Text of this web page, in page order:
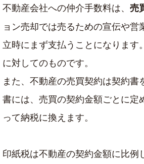
不動産会社への仲介手数料は、 売
ョン売却では売るための宣伝や
立時にまず支払うことになりま
に対してのものです。
また、不動産の売買契約は契約
書には、売買の契約金額ごとに定
って納税に換えます。
印紙税は不動産の契約金額に比